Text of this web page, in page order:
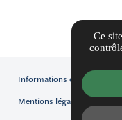
Informations
Mentions légales
Ce